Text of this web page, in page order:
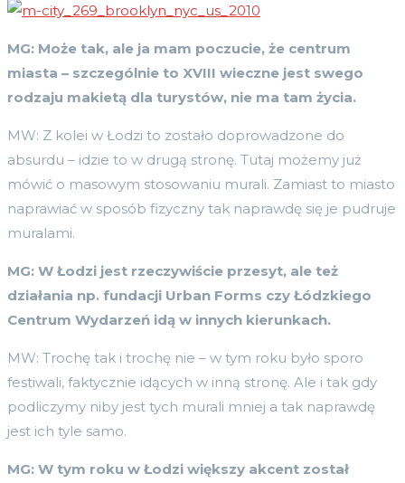
MG: Może tak, ale ja mam poczucie, że centrum
miasta – szczególnie to XVIII wieczne jest swego
rodzaju makietą dla turystów, nie ma tam życia.
MW: Z kolei w Łodzi to zostało doprowadzone do
absurdu – idzie to w drugą stronę. Tutaj możemy już
mówić o masowym stosowaniu murali. Zamiast to miasto
naprawiać w sposób fizyczny tak naprawdę się je pudruje
muralami.
MG: W Łodzi jest rzeczywiście przesyt, ale też
działania np. fundacji Urban Forms czy Łódzkiego
Centrum Wydarzeń idą w innych kierunkach.
MW: Trochę tak i trochę nie – w tym roku było sporo
festiwali, faktycznie idących w inną stronę. Ale i tak gdy
podliczymy niby jest tych murali mniej a tak naprawdę
jest ich tyle samo.
MG: W tym roku w Łodzi większy akcent został